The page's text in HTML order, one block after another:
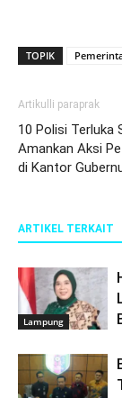
TOPIK
Artikulli paraprak
10 Polisi Terluka
Amankan Aksi
di Kantor
ARTIKEL TERKAIT
Lampung